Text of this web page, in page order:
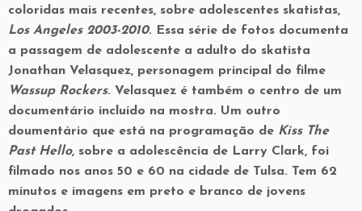
coloridas mais recentes, sobre adolescentes skatistas,
Los Angeles 2003-2010. Essa série de fotos documenta
a passagem de adolescente a adulto do skatista
Jonathan Velasquez, personagem principal do filme
Wassup Rockers. Velasquez é também o centro de um
documentário incluído na mostra. Um outro
doumentário que está na programação de Kiss The
Past Hello, sobre a adolescência de Larry Clark, foi
filmado nos anos 50 e 60 na cidade de Tulsa. Tem 62
minutos e imagens em preto e branco de jovens